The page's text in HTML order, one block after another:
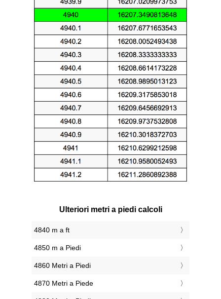
Ulteriori metri a piedi calcoli
4840 m a ft
4850 m a Piedi
4860 Metri a Piedi
4870 Metri a Piede